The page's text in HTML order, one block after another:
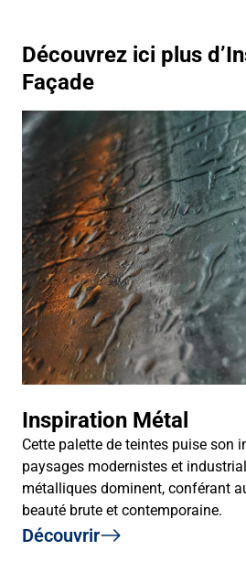
Découvrez ici plus
Façade
Inspiration Métal
Cette palette de teintes puise son
paysages modernistes et
métalliques dominent, conférant
beauté brute et contemporaine.
Découvrir